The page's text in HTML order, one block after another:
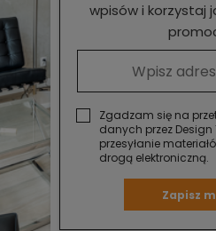
wpisów i korzystaj
Zgadzam się na
danych przez Design
przesyłanie
drogą elektroniczną.
Zapisz